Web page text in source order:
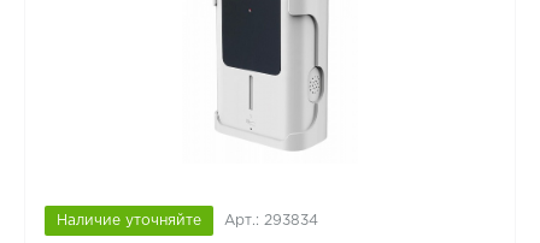
Наличие уточняйте Арт.: 293834